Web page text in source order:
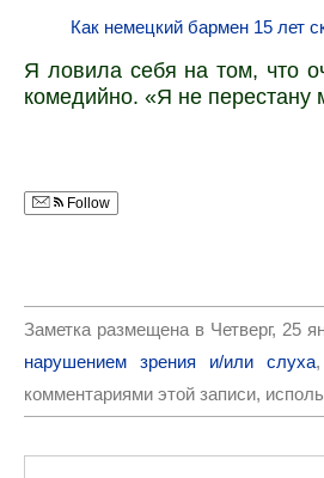
Как немецкий бармен 15 лет
Я ловила себя на том, что
комедийно. «Я не
Follow
Заметка размещена в Четверг, 25
нарушением зрения и/или слуха,
комментариями этой записи,